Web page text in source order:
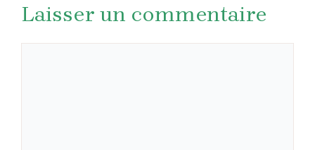
Laisser un commentaire